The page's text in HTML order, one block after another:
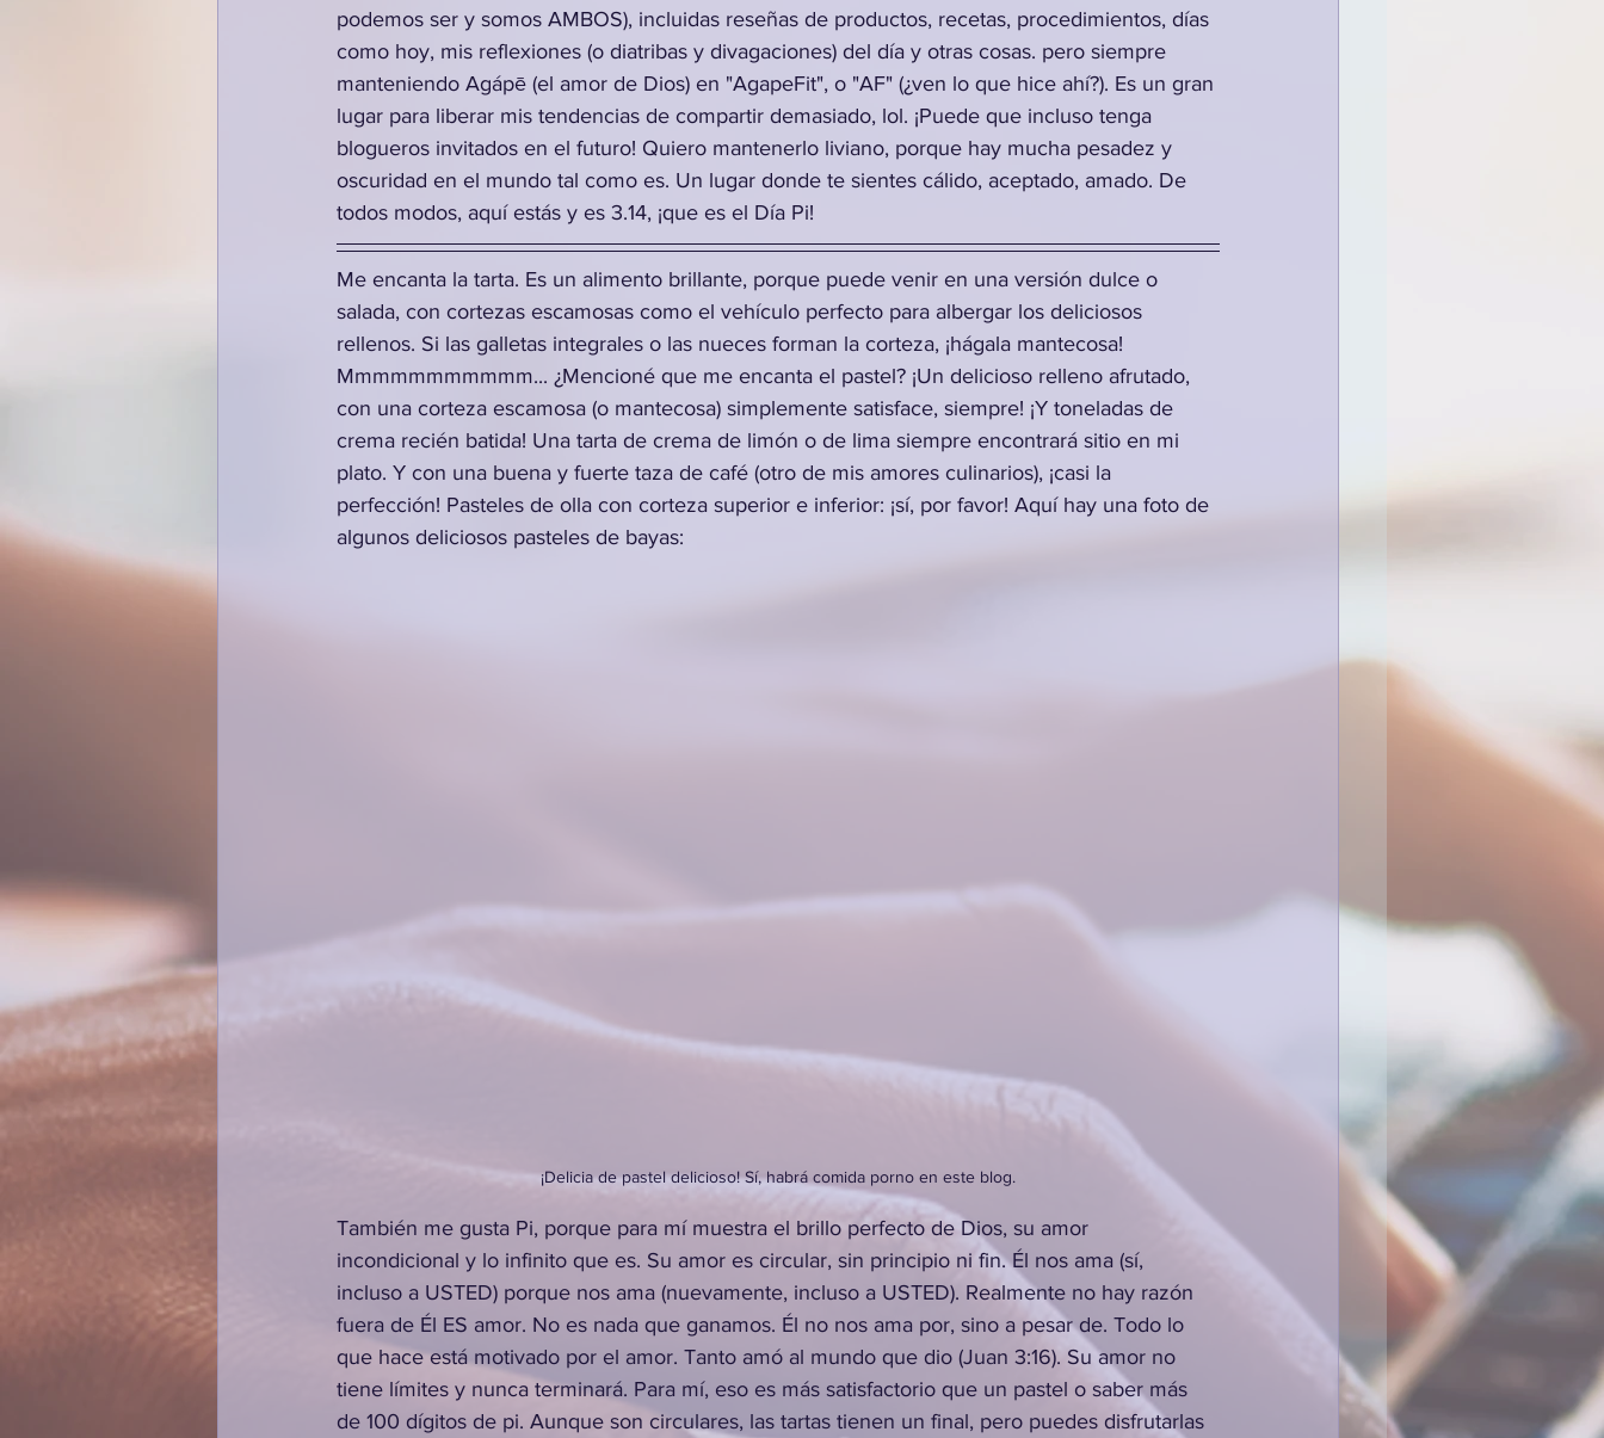
podemos ser y somos AMBOS), incluidas reseñas de productos, recetas, procedimientos, días
como hoy, mis reflexiones (o diatribas y divagaciones) del día y otras cosas. pero siempre
manteniendo Agápē (el amor de Dios) en "AgapeFit", o "AF" (¿ven lo que hice ahí?). Es un gran
lugar para liberar mis tendencias de compartir demasiado, lol. ¡Puede que incluso tenga
blogueros invitados en el futuro! Quiero mantenerlo liviano, porque hay mucha pesadez y
oscuridad en el mundo tal como es. Un lugar donde te sientes cálido, aceptado, amado. De
todos modos, aquí estás y es 3.14, ¡que es el Día Pi!
Me encanta la tarta. Es un alimento brillante, porque puede venir en una versión dulce o
salada, con cortezas escamosas como el vehículo perfecto para albergar los deliciosos
rellenos. Si las galletas integrales o las nueces forman la corteza, ¡hágala mantecosa!
Mmmmmmmmmmm... ¿Mencioné que me encanta el pastel? ¡Un delicioso relleno afrutado,
con una corteza escamosa (o mantecosa) simplemente satisface, siempre! ¡Y toneladas de
crema recién batida! Una tarta de crema de limón o de lima siempre encontrará sitio en mi
plato. Y con una buena y fuerte taza de café (otro de mis amores culinarios), ¡casi la
perfección! Pasteles de olla con corteza superior e inferior: ¡sí, por favor! Aquí hay una foto de
algunos deliciosos pasteles de bayas:
¡Delicia de pastel delicioso! Sí, habrá comida porno en este blog.
También me gusta Pi, porque para mí muestra el brillo perfecto de Dios, su amor
incondicional y lo infinito que es. Su amor es circular, sin principio ni fin. Él nos ama (sí,
incluso a USTED) porque nos ama (nuevamente, incluso a USTED). Realmente no hay razón
fuera de Él ES amor. No es nada que ganamos. Él no nos ama por, sino a pesar de. Todo lo
que hace está motivado por el amor. Tanto amó al mundo que dio (Juan 3:16). Su amor no
tiene límites y nunca terminará. Para mí, eso es más satisfactorio que un pastel o saber más
de 100 dígitos de pi. Aunque son circulares, las tartas tienen un final, pero puedes disfrutarlas